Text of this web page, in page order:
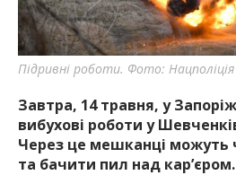
найважливішу
міста
Підривні роботи. Фото: Нацполіція
Завтра, 14 травня, у
вибухові роботи у
Через це мешканці можуть
та бачити пил над кар’єром.